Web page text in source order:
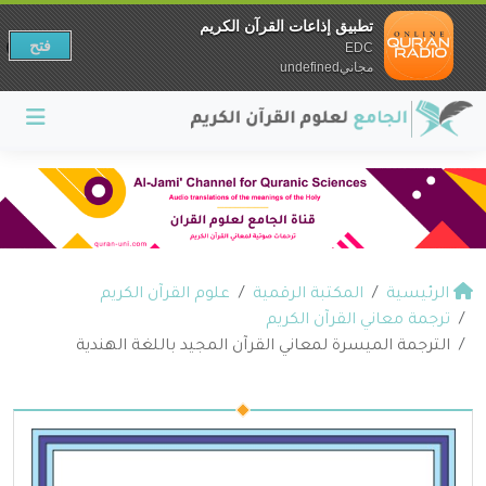
الرئيسية المكتبة الرقمية
علوم القرآن الكريم
ترجمة معاني القرآن الكريم
الترجمة الميسرة لمعاني القرآن المجيد باللغة الهندية
تطبيق إذاعات القرآن الكريم
EDC
مجانيundefined
فتح